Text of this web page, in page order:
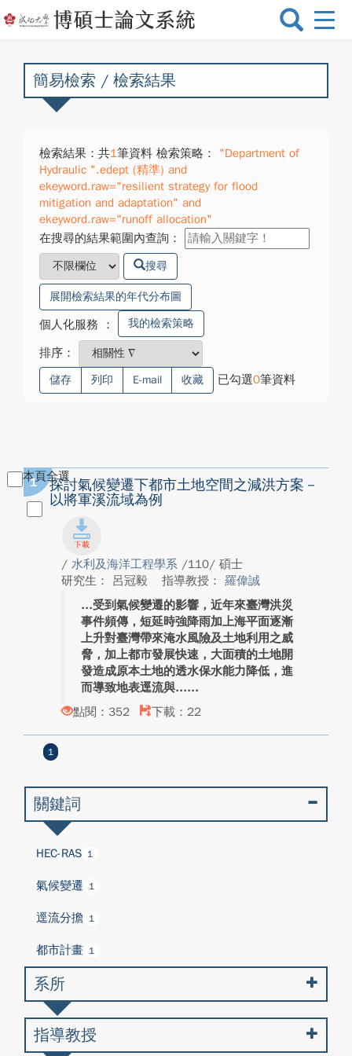
選
換
簡易檢索 / 檢索結果
檢索結果：共1筆資料 檢索策略：
"Department of
Hydraulic ".edept (精準) and
ekeyword.raw="resilient strategy for flood
mitigation and adaptation" and
ekeyword.raw="runoff allocation"
在搜尋的結果範圍內查詢：
搜尋
展開檢索結果的年代分布圖
個人化服務 ： 我的檢索策略
排序：
儲存 列印 E-mail 收藏 已勾選0筆資料
本頁全選
1
探討氣候變遷下都市土地空間之減洪方案－
以將軍溪流域為例
/ 水利及海洋工程學系 /110/ 碩士
研究生： 呂冠毅
指導教授： 羅偉誠
受到氣候變遷的影響，近年來臺灣洪災
事件頻傳，短延時強降雨加上海平面逐漸
上升對臺灣帶來淹水風險及土地利用之威
脅，加上都市發展快速，大面積的土地開
發造成原本土地的透水保水能力降低，進
而導致地表逕流與...
點閱：352
下載：22
1
關鍵詞
HEC-RAS 1
氣候變遷 1
逕流分擔 1
都市計畫 1
系所
指導教授